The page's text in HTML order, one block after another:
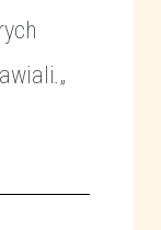
.„